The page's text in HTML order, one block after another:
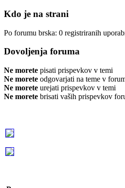
Kdo je na strani
Po forumu brska: 0 registriranih
Dovoljenja foruma
Ne morete pisati prispevkov v temi
Ne morete odgovarjati na teme v
Ne morete urejati prispevkov v temi
Ne morete brisati vaših prispevkov